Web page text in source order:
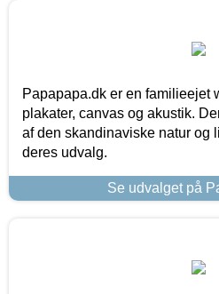
Papapapa.dk er en familieejet
plakater, canvas og akustik.
af den skandinaviske natur og
deres udvalg.
Se udvalget på